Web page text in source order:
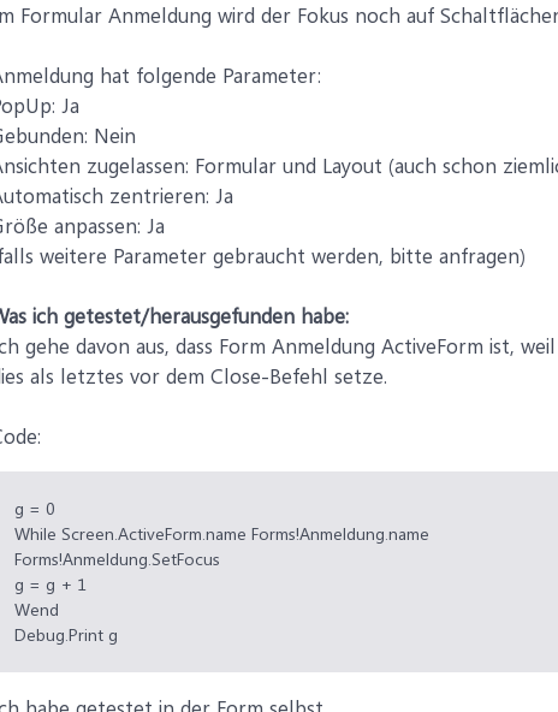
Formular Anmeldung wird der Fokus noch auf
hat folgende Parameter:
Ja
Nein
zugelassen: Formular und Layout (auch schon
zentrieren: Ja
anpassen: Ja
weitere Parameter gebraucht werden, bitte anfragen)
ich getestet/herausgefunden habe:
gehe davon aus, dass Form Anmeldung ActiveForm ist,
als letztes vor dem Close-Befehl setze.
g = 0
While Screen.ActiveForm.name Forms!Anmeldung.name
Forms!Anmeldung.SetFocus
g = g + 1
Wend
Debug.Print g